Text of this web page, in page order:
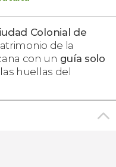
Colonial de
de la
con un guía solo
las huellas del